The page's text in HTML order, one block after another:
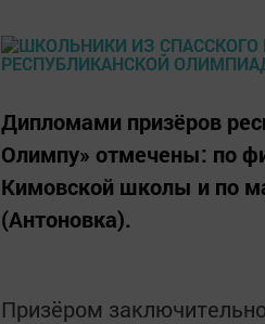
Дипломами призёров
Олимпу» отмечены: по
Кимовской школы и по
(Антоновка).
Призёром